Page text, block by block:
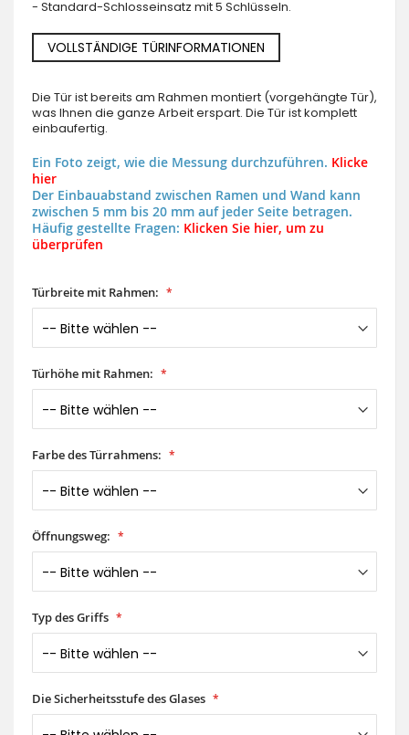
- Standard-Schlosseinsatz mit 5 Schlüsseln.
VOLLSTÄNDIGE TÜRINFORMATIONEN
Die Tür ist bereits am Rahmen montiert (vorgehängte Tür),
was Ihnen die ganze Arbeit erspart. Die Tür ist komplett
einbaufertig.
Ein Foto zeigt, wie die Messung durchzuführen. Klicke
hier
Der Einbauabstand zwischen Ramen und Wand kann
zwischen 5 mm bis 20 mm auf jeder Seite betragen.
Häufig gestellte Fragen: Klicken Sie hier, um zu
überprüfen
Türbreite mit Rahmen:
Türhöhe mit Rahmen:
Farbe des Türrahmens:
Öffnungsweg:
Typ des Griffs
Die Sicherheitsstufe des Glases